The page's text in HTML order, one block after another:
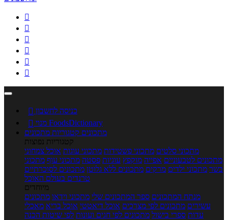






 כניסה לחשבון

מנוי FoodsDictionary
מתכונים קטגוריות מתכונים
קטגוריות נפוצות
מתכוני סלטים מתכוני פשטידות מתכוני עוגות אוכל צמחוני
מתכונים לטבעוניים אפייה מוקפץ עוגיות פסטה מתכוני עוף מתכוני
בשר מתכוני ילדים מרקים מתכונים ללא גלוטן מתכונים לסוכרתיים
טרנדים בעולם האוכל
מיוחדים
מנתח המתכונים ספר המתכונים שלי מתכוני וידאו מתכונים
עשירים מתכונים לפי מצרכים אוכל דיאטטי אוכל בריא מאכלי
עדות ספרי בישול מתכונים לפי חגים ועונות לפי שיטות הכנה